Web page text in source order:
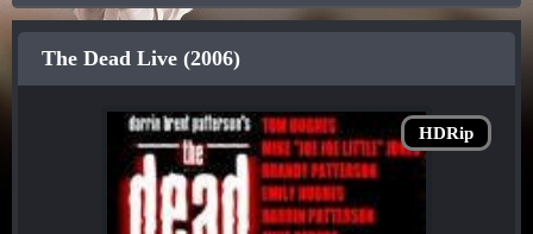
HDRip
The Dead Live (2006)